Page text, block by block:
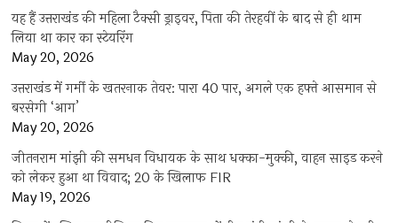
यह हैं उत्तराखंड की महिला टैक्सी ड्राइवर, पिता की तेरहवीं के बाद से ही थाम
लिया था कार का स्टेयरिंग
May 20, 2026
उत्तराखंड में गर्मी के खतरनाक तेवर: पारा 40 पार, अगले एक हफ्ते आसमान से
बरसेगी ‘आग’
May 20, 2026
जीतनराम मांझी की समधन विधायक के साथ धक्का-मुक्की, वाहन साइड करने
को लेकर हुआ था विवाद; 20 के खिलाफ FIR
May 19, 2026